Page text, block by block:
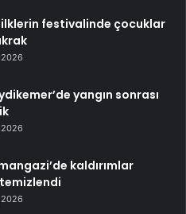
ilklerin festivalinde çocuklar
yangın sonrası
kaldırımlar